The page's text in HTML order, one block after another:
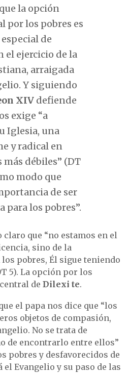
la opción
por los pobres es
de
el ejercicio de la
arraigada
Y siguiendo
XIV defiende
exige “a
Iglesia, una
y radical en
más débiles” (DT
modo que
de ser
para los pobres”.
claro que “no estamos en el
sino de la
los pobres, Él sigue teniendo
5). La opción por los
de Dilexi te.
el papa nos dice que “los
objetos de compasión,
No se trata de
de encontrarlo entre ellos”
pobres y desfavorecidos de
el Evangelio y su paso de las